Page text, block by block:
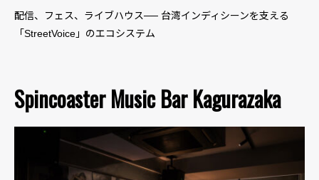
配信、フェス、ライブハウス── 台湾インディシーンを支える
「StreetVoice」のエコシステム
Spincoaster Music Bar Kagurazaka